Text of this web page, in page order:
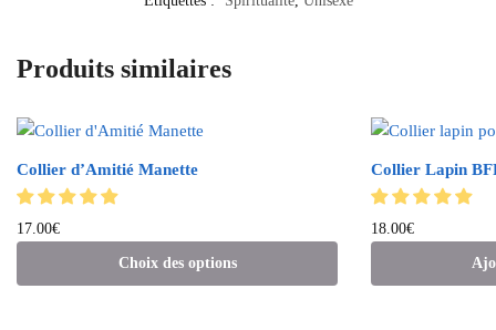
Produits similaires
Collier d’Amitié Manette
17.00€
Choix des options
Collier Lapin
18.00€